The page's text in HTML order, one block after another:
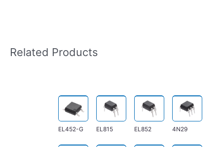
Related Products
EL452-G EL815 EL852 4N29